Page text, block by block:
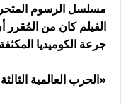
مسلسل الرسوم
الفيلم كان من المُقرر
جرعة الكوميديا
«الحرب العالمية